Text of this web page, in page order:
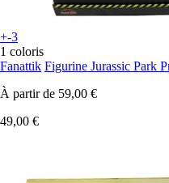
+-3
1 coloris
Fanattik Figurine Jurassic Park
À partir de 59,00 €
49,00 €